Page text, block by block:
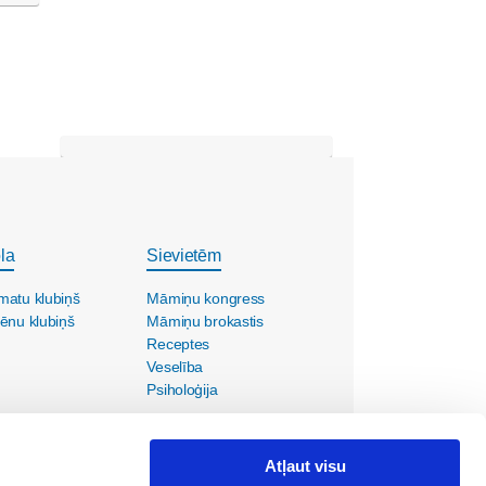
Atļaut visu
klubiņš
klubiņš
Sievietēm
Māmiņu kongress
Māmiņu brokastis
Receptes
Veselība
Psiholoģija